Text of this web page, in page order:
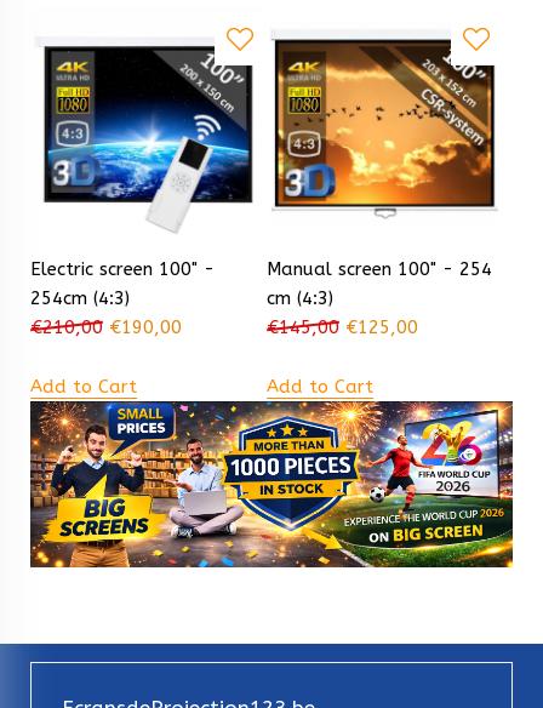
Electric screen 100" -
254cm (4:3)
€210,00 €190,00
Add to Cart
Manual screen 100" - 254
cm (4:3)
€145,00 €125,00
Add to Cart